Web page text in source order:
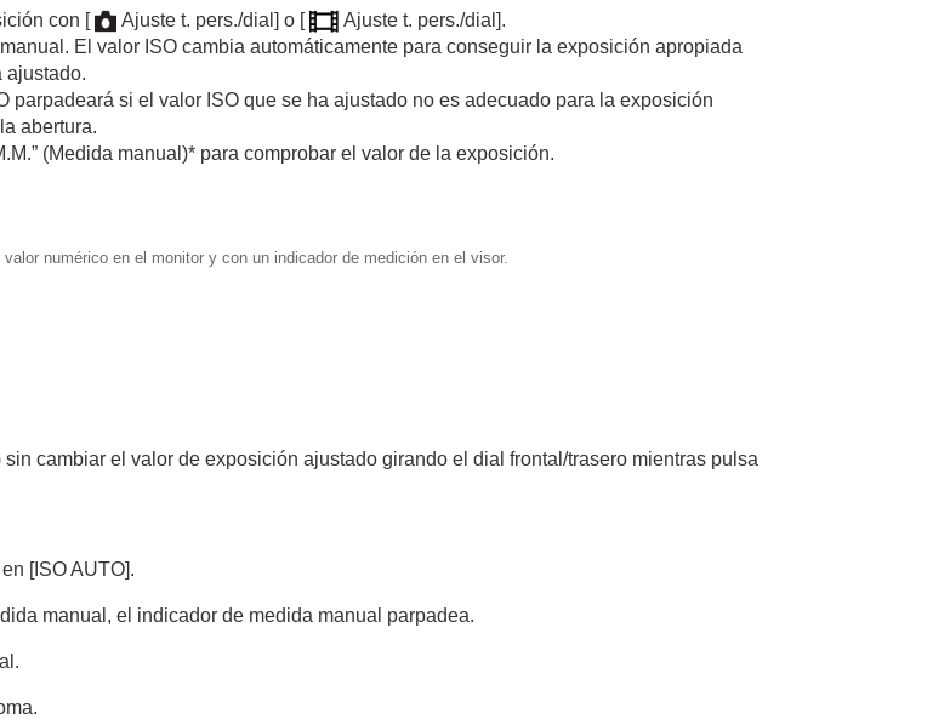
con [ Ajuste t. pers./dial] o [ Ajuste t. pers./dial].
El valor ISO cambia automáticamente para conseguir la exposición apropiada
ajustado.
parpadeará si el valor ISO que se ha ajustado no es adecuado para la exposición
abertura.
(Medida manual)* para comprobar el valor de la exposición.
numérico en el monitor y con un indicador de medición en el visor.
cambiar el valor de exposición ajustado girando el dial frontal/trasero mientras pulsa
[ISO AUTO].
manual, el indicador de medida manual parpadea.